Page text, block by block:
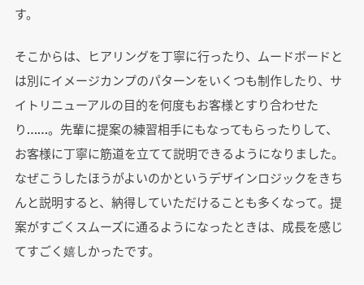
す。
そこからは、ヒアリングを丁寧に行ったり、ムードボードと
は別にイメージカンプのパターンをいくつも制作したり、サ
イトリニューアルの目的を何度もお客様とすり合わせた
り……。先輩に提案の練習相手にもなってもらったりして、
お客様に丁寧に筋道を立てて説明できるようになりました。
なぜこうしたほうがよいのかというデザインロジックをきち
んと説明すると、納得していただけることも多くなって。提
案がすごくスムーズに通るようになったときは、成長を感じ
てすごく嬉しかったです。